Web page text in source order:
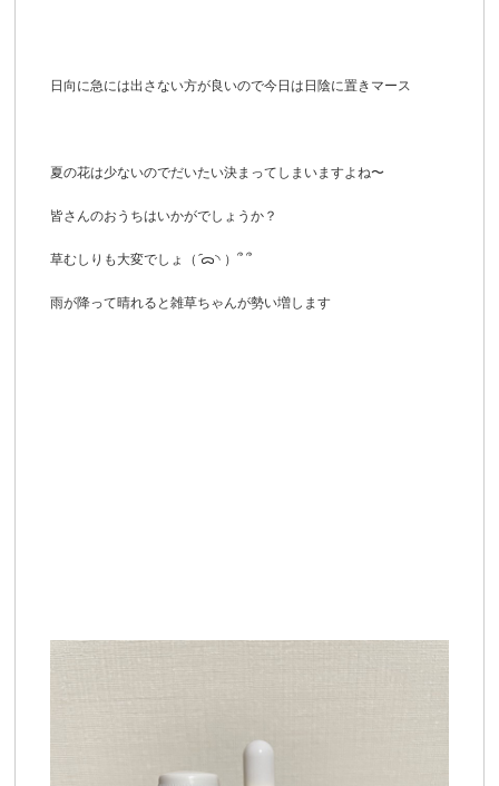
日向に急には出さない方が良いので今日は日陰に置きマース
夏の花は少ないのでだいたい決まってしまいますよね〜
皆さんのおうちはいかがでしょうか？
草むしりも大変でしょ（ ᷇ᯅ◝ ）՞ ՞
雨が降って晴れると雑草ちゃんが勢い増します